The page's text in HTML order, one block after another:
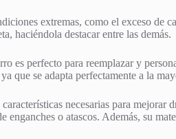
extremas, como el exceso
haciéndola destacar entre las demás.
es perfecto para reemplazar y
que se adapta perfectamente a la
necesarias para
enganches o atascos. Además, su